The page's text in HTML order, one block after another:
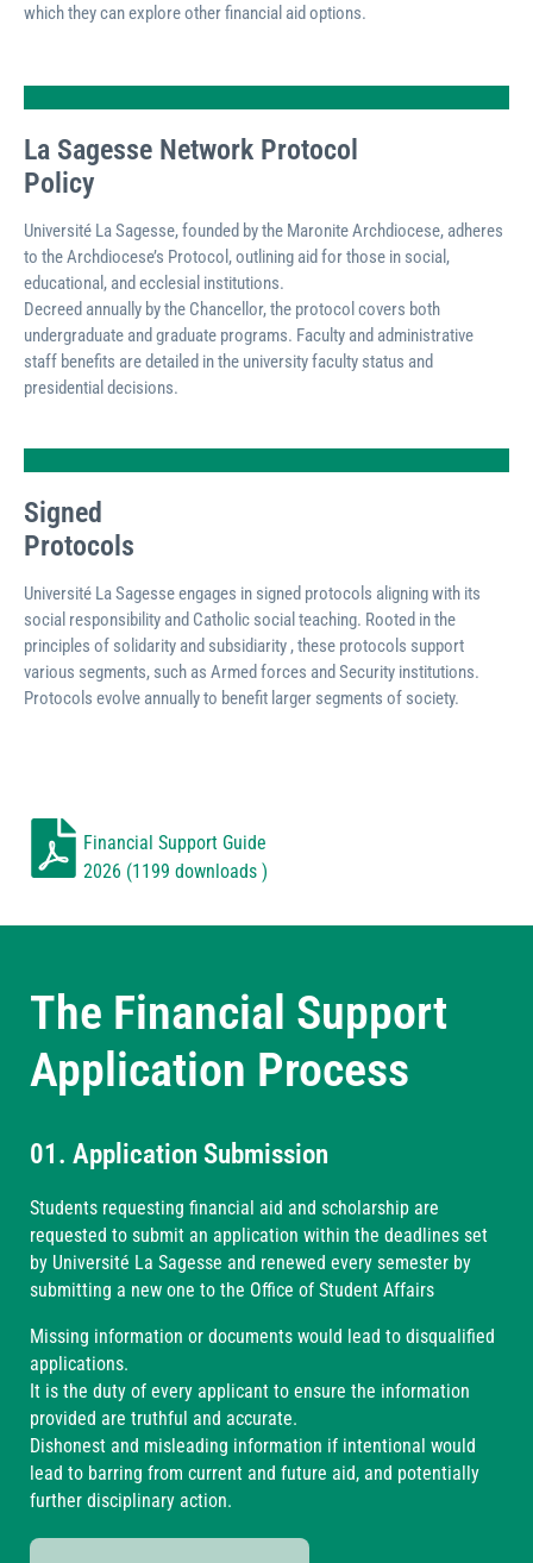
which they can explore other financial aid options.
La Sagesse Network Protocol
Policy
Université La Sagesse, founded by the Maronite Archdiocese, adheres
to the Archdiocese’s Protocol, outlining aid for those in social,
educational, and ecclesial institutions.
Decreed annually by the Chancellor, the protocol covers both
undergraduate and graduate programs. Faculty and administrative
staff benefits are detailed in the university faculty status and
presidential decisions.
Signed
Protocols
Université La Sagesse engages in signed protocols aligning with its
social responsibility and Catholic social teaching. Rooted in the
principles of solidarity and subsidiarity , these protocols support
various segments, such as Armed forces and Security institutions.
Protocols evolve annually to benefit larger segments of society.
Financial Support Guide
2026 (1199 downloads )
The Financial Support
Application Process
01. Application Submission
Students requesting financial aid and scholarship are
requested to submit an application within the deadlines set
by Université La Sagesse and renewed every semester by
submitting a new one to the Office of Student Affairs
Missing information or documents would lead to disqualified
applications.
It is the duty of every applicant to ensure the information
provided are truthful and accurate.
Dishonest and misleading information if intentional would
lead to barring from current and future aid, and potentially
further disciplinary action.